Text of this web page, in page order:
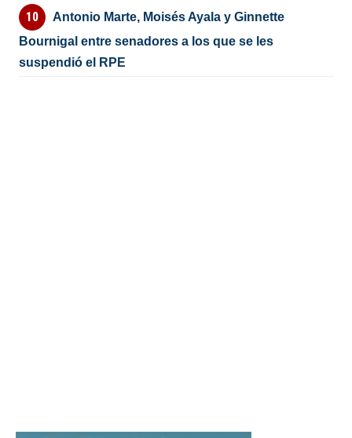
Antonio Marte, Moisés Ayala y Ginnette
Bournigal entre senadores a los que se les
suspendió el RPE